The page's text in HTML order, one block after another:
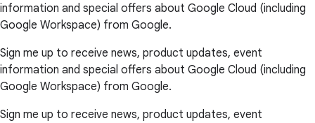
information and special offers about Google Cloud (including
Google Workspace) from Google.
Sign me up to receive news, product updates, event
information and special offers about Google Cloud (including
Google Workspace) from Google.
Sign me up to receive news, product updates, event